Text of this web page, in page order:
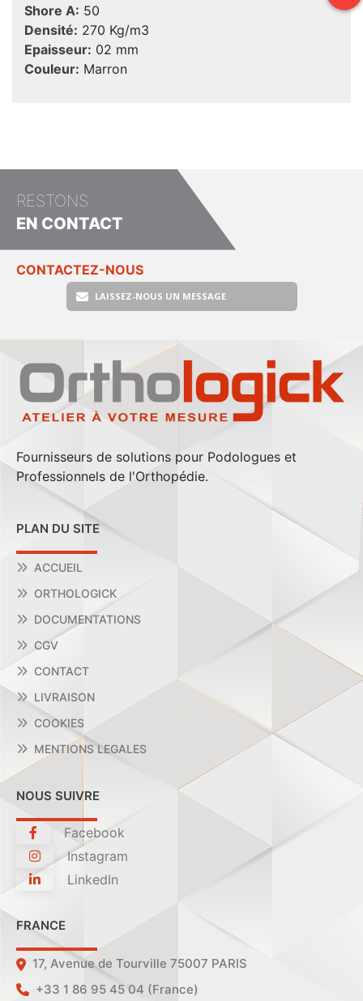
Shore A: 50
Densité: 270 Kg/m3
Epaisseur: 02 mm
Couleur: Marron
RESTONS
EN CONTACT
CONTACTEZ-NOUS
LAISSEZ-NOUS UN MESSAGE
Fournisseurs de solutions pour Podologues et
Professionnels de l'Orthopédie.
PLAN DU SITE
ACCUEIL
ORTHOLOGICK
DOCUMENTATIONS
CGV
CONTACT
LIVRAISON
COOKIES
MENTIONS LEGALES
NOUS SUIVRE
Facebook
Instagram
LinkedIn
FRANCE
17, Avenue de Tourville 75007 PARIS
+33 1 86 95 45 04 (France)